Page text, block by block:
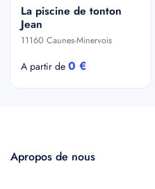
La piscine de tonton
Jean
11160 Caunes-Minervois
A partir de 0 €
Apropos de nous